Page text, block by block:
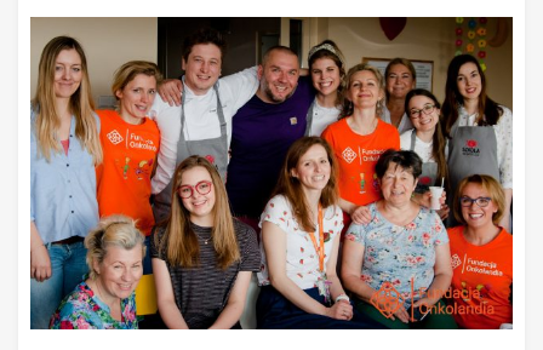
Psychika
Uśmiechnij się!
Media
Filmy
Galeria
„Bądź” w mediach
Kontakt